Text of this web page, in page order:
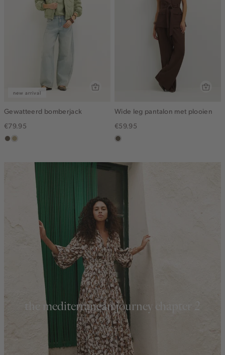
new arrival
Gewatteerd bomberjack
€79.95
middenbruin
lichtkhaki
Wide leg pantalon met plooien
€59.95
middenbruin
the mediterranean journey chapter 2